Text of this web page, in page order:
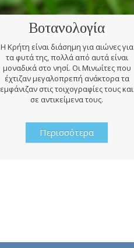
Βοτανολογία
Η Κρήτη είναι διάσημη για αιώνες για
τα φυτά της, πολλά από αυτά είναι
μοναδικά στο νησί. Οι Μινωίτες που
έχτιζαν μεγαλοπρεπή ανάκτορα τα
εμφάνιζαν στις τοιχογραφίες τους και
σε αντικείμενα τους.
Περισσότερα